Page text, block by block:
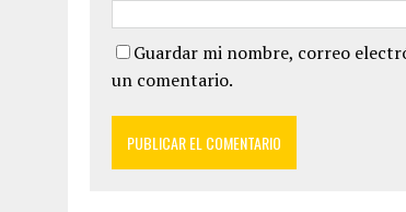
Guardar mi nombre, correo
un comentario.